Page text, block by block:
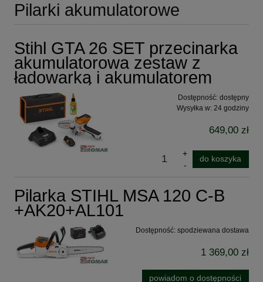
Pilarki akumulatorowe
Stihl GTA 26 SET przecinarka
akumulatorowa zestaw z
ładowarką i akumulatorem
Dostępność: dostępny
Wysyłka w: 24 godziny
649,00 zł
do koszyka
Pilarka STIHL MSA 120 C-B
+AK20+AL101
Dostępność: spodziewana dostawa
1 369,00 zł
powiadom o dostępności